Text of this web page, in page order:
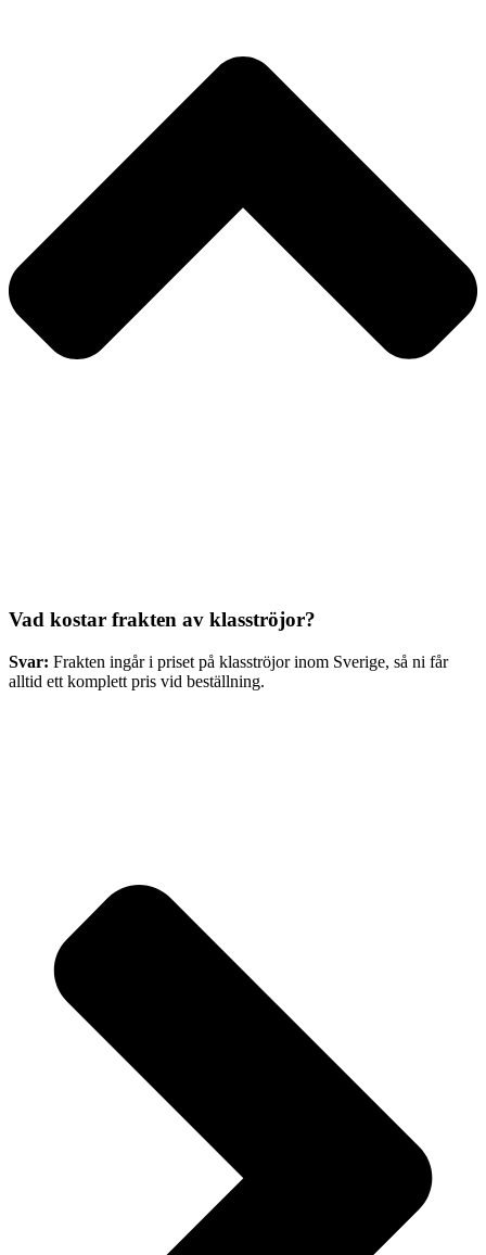
Vad kostar frakten av klasströjor?
Svar: Frakten ingår i priset på klasströjor inom Sverige, så ni får
alltid ett komplett pris vid beställning.